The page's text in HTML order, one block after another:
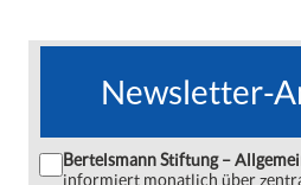
Newsletter-
Bertelsmann Stiftung –
informiert monatlich über